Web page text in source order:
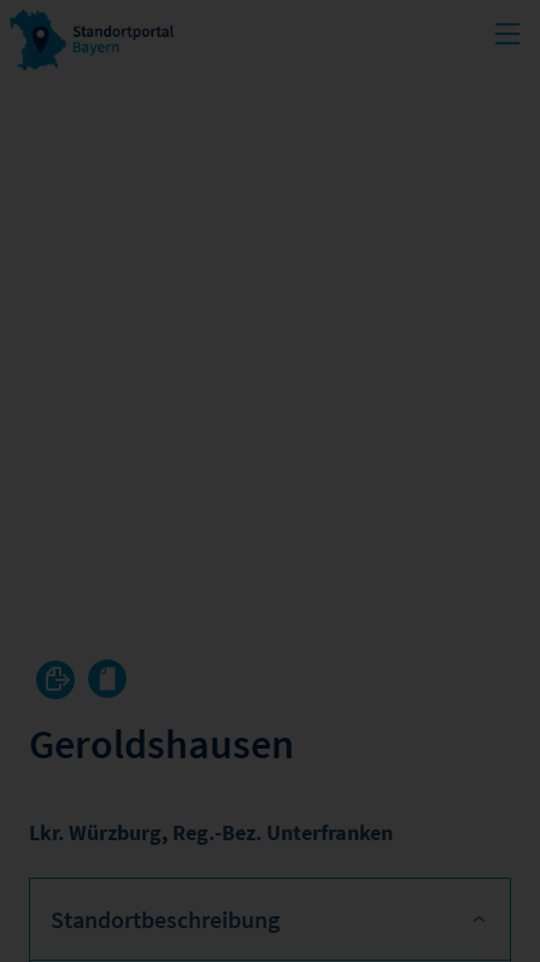
Geroldshausen
Lkr. Würzburg, Reg.-Bez. Unterfranken
Standortbeschreibung